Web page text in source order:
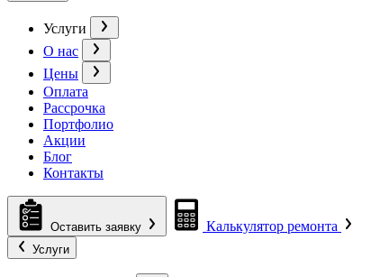
Услуги
О нас
Цены
Оплата
Рассрочка
Портфолио
Акции
Блог
Контакты
Оставить заявку Калькулятор ремонта
Услуги